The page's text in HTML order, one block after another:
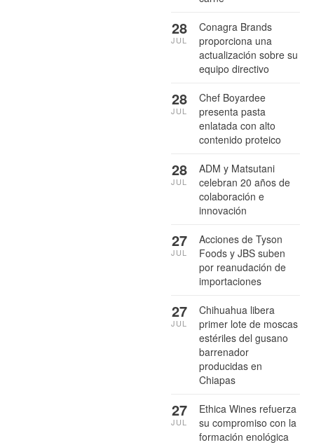
Conagra Brands
proporciona una
actualización sobre su
equipo directivo
28
JUL
Chef Boyardee
presenta pasta
enlatada con alto
contenido proteico
28
JUL
ADM y Matsutani
celebran 20 años de
colaboración e
innovación
28
JUL
Acciones de Tyson
Foods y JBS suben
por reanudación de
importaciones
27
JUL
Chihuahua libera
primer lote de moscas
estériles del gusano
barrenador
producidas en
Chiapas
27
JUL
Ethica Wines refuerza
su compromiso con la
formación enológica
27
JUL